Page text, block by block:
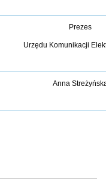
Prezes
Urzędu Komunikacji
Anna